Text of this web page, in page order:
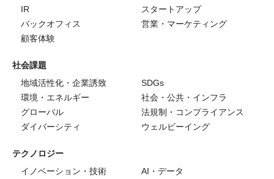
IR
スタートアップ
バックオフィス
営業・マーケティング
顧客体験
社会課題
地域活性化・企業誘致
SDGs
環境・エネルギー
社会・公共・インフラ
グローバル
法規制・コンプライアンス
ダイバーシティ
ウェルビーイング
テクノロジー
イノベーション・技術
AI・データ